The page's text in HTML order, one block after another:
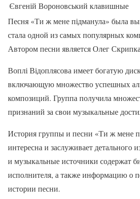
Євгеній Вороновський клавишные
Песня «Ти ж мене підманула» была
стала одной из самых популярных
Автором песни является Олег
Воплі Відоплясова имеет богатую
включающую множество успешных
композиций. Группа получила
признаний за свои музыкальные
История группы и песни «Ти ж мене
интересна и заслуживает детального
и музыкальные источники содержат
исполнителя, а также информацию о
истории песни.